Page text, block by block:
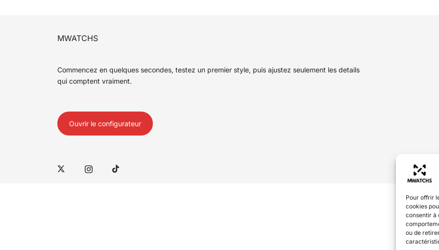
Pour offrir
cookies
consentir à
ou de
MWATCHS
Commencez en quelques secondes, testez un premier style, puis ajustez seulement les details
qui comptent vraiment.
Ouvrir le configurateur